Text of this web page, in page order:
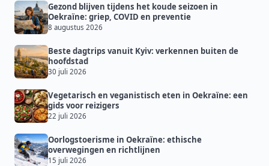
Gezond blijven tijdens het koude seizoen in
Oekraïne: griep, COVID en preventie
8 augustus 2026
Beste dagtrips vanuit Kyiv: verkennen buiten de
hoofdstad
30 juli 2026
Vegetarisch en veganistisch eten in Oekraïne: een
gids voor reizigers
22 juli 2026
Oorlogstoerisme in Oekraïne: ethische
overwegingen en richtlijnen
15 juli 2026